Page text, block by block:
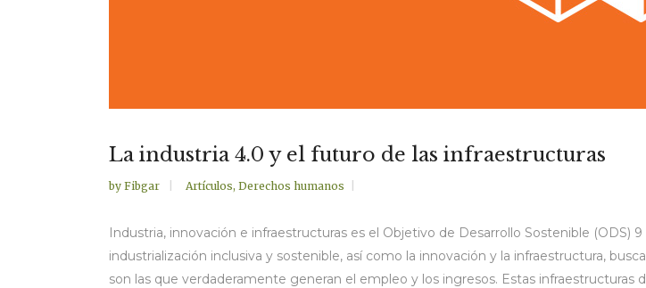
La industria 4.0 y el futuro de las infraestructuras
by Fibgar Artículos, Derechos humanos
Industria, innovación e infraestructuras es el Objetivo de Desarrollo Sostenible (ODS)
industrialización inclusiva y sostenible, así como la innovación y la infraestructura,
son las que verdaderamente generan el empleo y los ingresos. Estas infraestructuras